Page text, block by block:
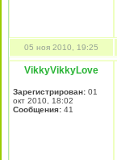
05 ноя 2010, 19:25
VikkyVikkyLove
Зарегистрирован: 01
окт 2010, 18:02
Сообщения: 41